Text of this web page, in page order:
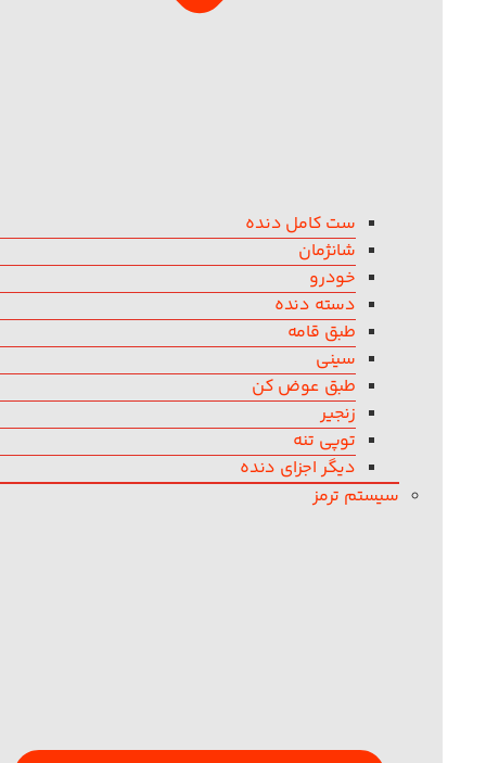
ست کامل دنده
شانژمان
خودرو
دسته دنده
طبق قامه
سینی
طبق عوض کن
زنجیر
توپی تنه
دیگر اجزای دنده
سیستم ترمز